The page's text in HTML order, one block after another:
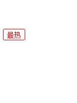
最热